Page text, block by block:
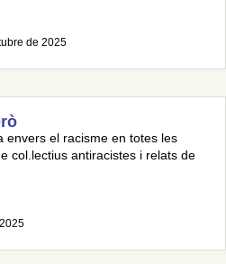
de 2025
envers el racisme en totes les
col.lectius antiracistes i relats de